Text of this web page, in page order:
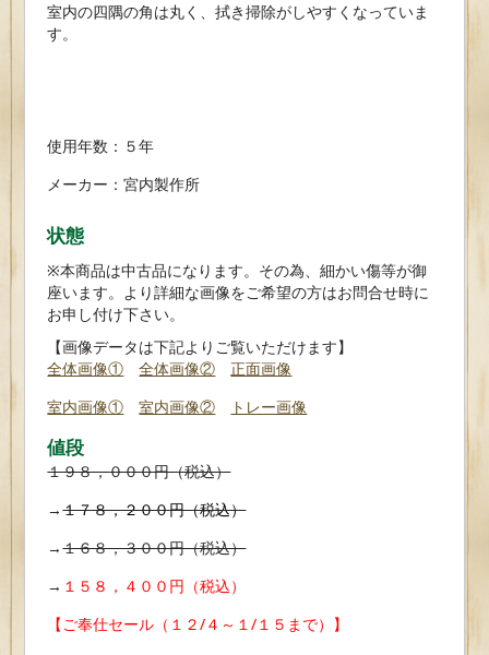
室内の四隅の角は丸く、拭き掃除がしやすくなっていま
す。
使用年数：５年
メーカー：宮内製作所
状態
※本商品は中古品になります。その為、細かい傷等が御
座います。より詳細な画像をご希望の方はお問合せ時に
お申し付け下さい。
【画像データは下記よりご覧いただけます】
全体画像①
全体画像②
正面画像
室内画像①
室内画像② トレー画像
値段
１９８，０００円（税込）
→１７８，２００円（税込）
→１６８，３００円（税込）
→ １５８，４００円（税込）
【ご奉仕セール（１２/４～１/１５まで）】